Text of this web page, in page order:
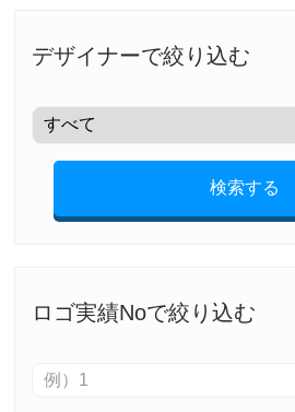
デザイナーで絞り込む
検索する
ロゴ実績Noで絞り込む